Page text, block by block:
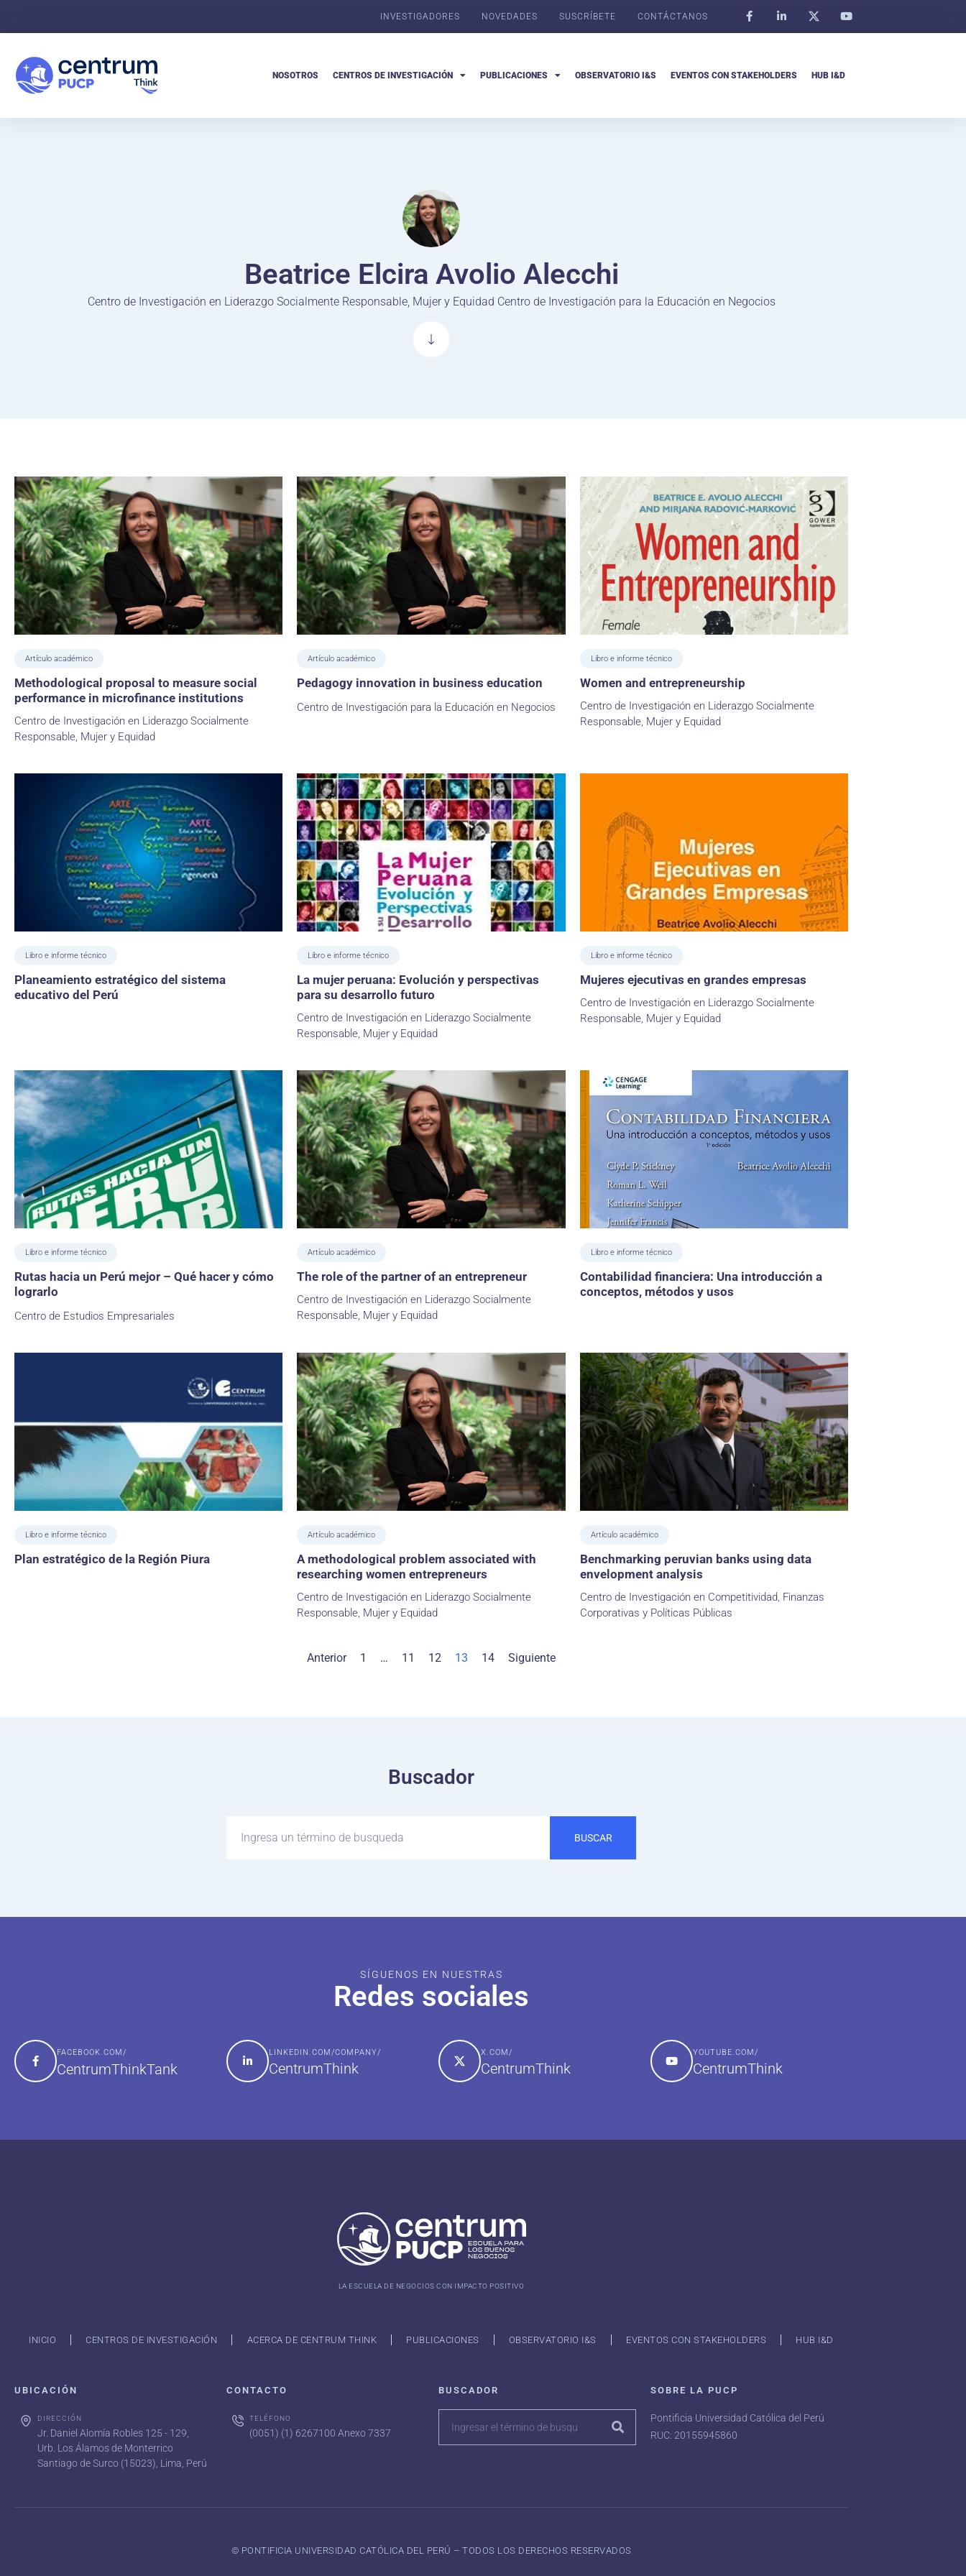
INVESTIGADORES NOVEDADES SUSCRÍBETE CONTÁCTANOS
NOSOTROS CENTROS DE INVESTIGACIÓN PUBLICACIONES OBSERVATORIO I&S EVENTOS CON STAKEHOLDERS HUB I&D
Beatrice Elcira Avolio Alecchi
Centro de Investigación en Liderazgo Socialmente Responsable, Mujer y Equidad Centro de Investigación para la Educación en Negocios
Artículo académico
Methodological proposal to measure social
performance in microfinance institutions
Centro de Investigación en Liderazgo Socialmente
Responsable, Mujer y Equidad
Artículo académico
Pedagogy innovation in business education
Centro de Investigación para la Educación en Negocios
Libro e informe técnico
Women and entrepreneurship
Centro de Investigación en Liderazgo Socialmente
Responsable, Mujer y Equidad
Libro e informe técnico
Planeamiento estratégico del sistema
educativo del Perú
Libro e informe técnico
La mujer peruana: Evolución y perspectivas
para su desarrollo futuro
Centro de Investigación en Liderazgo Socialmente
Responsable, Mujer y Equidad
Libro e informe técnico
Mujeres ejecutivas en grandes empresas
Centro de Investigación en Liderazgo Socialmente
Responsable, Mujer y Equidad
Libro e informe técnico
Rutas hacia un Perú mejor – Qué hacer y cómo
lograrlo
Centro de Estudios Empresariales
Artículo académico
The role of the partner of an entrepreneur
Centro de Investigación en Liderazgo Socialmente
Responsable, Mujer y Equidad
Libro e informe técnico
Contabilidad financiera: Una introducción a
conceptos, métodos y usos
Libro e informe técnico
Plan estratégico de la Región Piura
Artículo académico
A methodological problem associated with
researching women entrepreneurs
Centro de Investigación en Liderazgo Socialmente
Responsable, Mujer y Equidad
Artículo académico
Benchmarking peruvian banks using data
envelopment analysis
Centro de Investigación en Competitividad, Finanzas
Corporativas y Políticas Públicas
Anterior 1 … 11 12 13 14 Siguiente
Buscador
BUSCAR
SÍGUENOS EN NUESTRAS
Redes sociales
FACEBOOK.COM/
CentrumThinkTank
LINKEDIN.COM/COMPANY/
CentrumThink
X.COM/
CentrumThink
YOUTUBE.COM/
CentrumThink
LA ESCUELA DE NEGOCIOS CON IMPACTO POSITIVO
INICIO CENTROS DE INVESTIGACIÓN ACERCA DE CENTRUM THINK PUBLICACIONES OBSERVATORIO I&S EVENTOS CON STAKEHOLDERS HUB I&D
UBICACIÓN
DIRECCIÓN
Jr. Daniel Alomía Robles 125 - 129,
Urb. Los Álamos de Monterrico
Santiago de Surco (15023), Lima, Perú
CONTACTO
TELÉFONO
(0051) (1) 6267100 Anexo 7337
BUSCADOR SOBRE LA PUCP
Pontificia Universidad Católica del Perú
RUC: 20155945860
©️ PONTIFICIA UNIVERSIDAD CATÓLICA DEL PERÚ – TODOS LOS DERECHOS RESERVADOS